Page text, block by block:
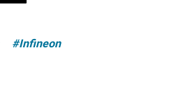
#Infineon